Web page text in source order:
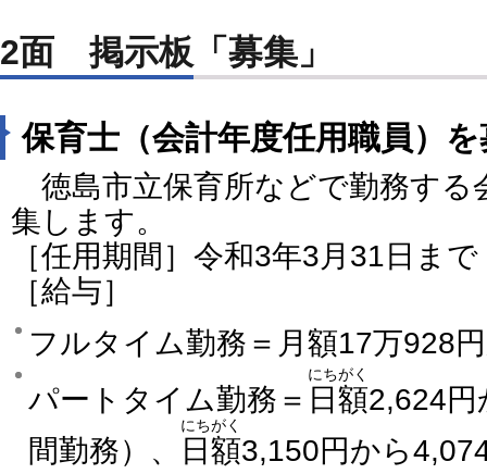
2面 掲示板「募集」
保育士（会計年度任用職員）
徳島市立保育所などで勤務する
集します。
［任用期間］令和3年3月31日ま
［給与］
フルタイム勤務＝月額17万928
パートタイム勤務＝ 日額
にちがく
2,624円
間勤務）、
日額
にちがく
3,150円から